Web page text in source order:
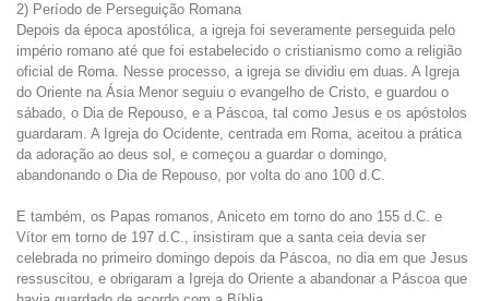
2) Período de Perseguição Romana
Depois da época apostólica, a igreja foi severamente perseguida pelo
império romano até que foi estabelecido o cristianismo como a religião
oficial de Roma. Nesse processo, a igreja se dividiu em duas. A Igreja
do Oriente na Ásia Menor seguiu o evangelho de Cristo, e guardou o
sábado, o Dia de Repouso, e a Páscoa, tal como Jesus e os apóstolos
guardaram. A Igreja do Ocidente, centrada em Roma, aceitou a prática
da adoração ao deus sol, e começou a guardar o domingo,
abandonando o Dia de Repouso, por volta do ano 100 d.C.
E também, os Papas romanos, Aniceto em torno do ano 155 d.C. e
Vítor em torno de 197 d.C., insistiram que a santa ceia devia ser
celebrada no primeiro domingo depois da Páscoa, no dia em que Jesus
ressuscitou, e obrigaram a Igreja do Oriente a abandonar a Páscoa que